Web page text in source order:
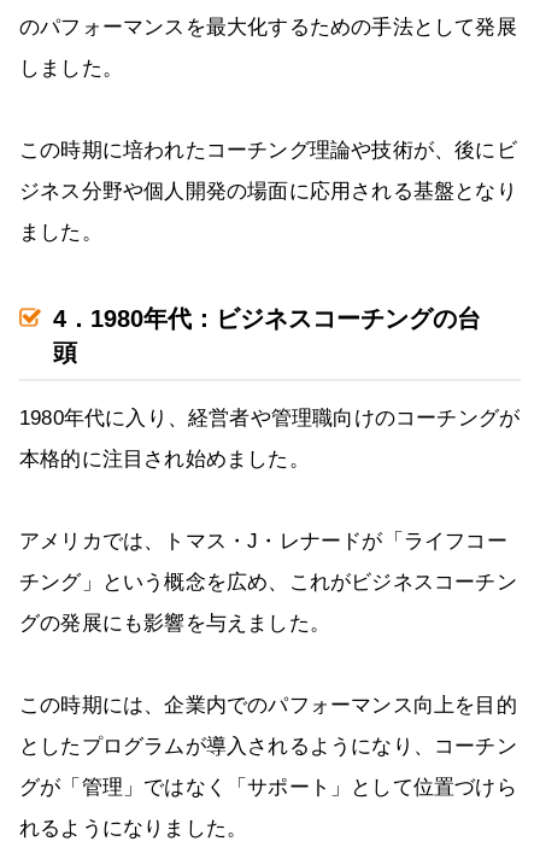
のパフォーマンスを最大化するための手法として発展
しました。
この時期に培われたコーチング理論や技術が、後にビ
ジネス分野や個人開発の場面に応用される基盤となり
ました。
4．1980年代：ビジネスコーチングの台
頭
1980年代に入り、経営者や管理職向けのコーチングが
本格的に注目され始めました。
アメリカでは、トマス・J・レナードが「ライフコー
チング」という概念を広め、これがビジネスコーチン
グの発展にも影響を与えました。
この時期には、企業内でのパフォーマンス向上を目的
としたプログラムが導入されるようになり、コーチン
グが「管理」ではなく「サポート」として位置づけら
れるようになりました。